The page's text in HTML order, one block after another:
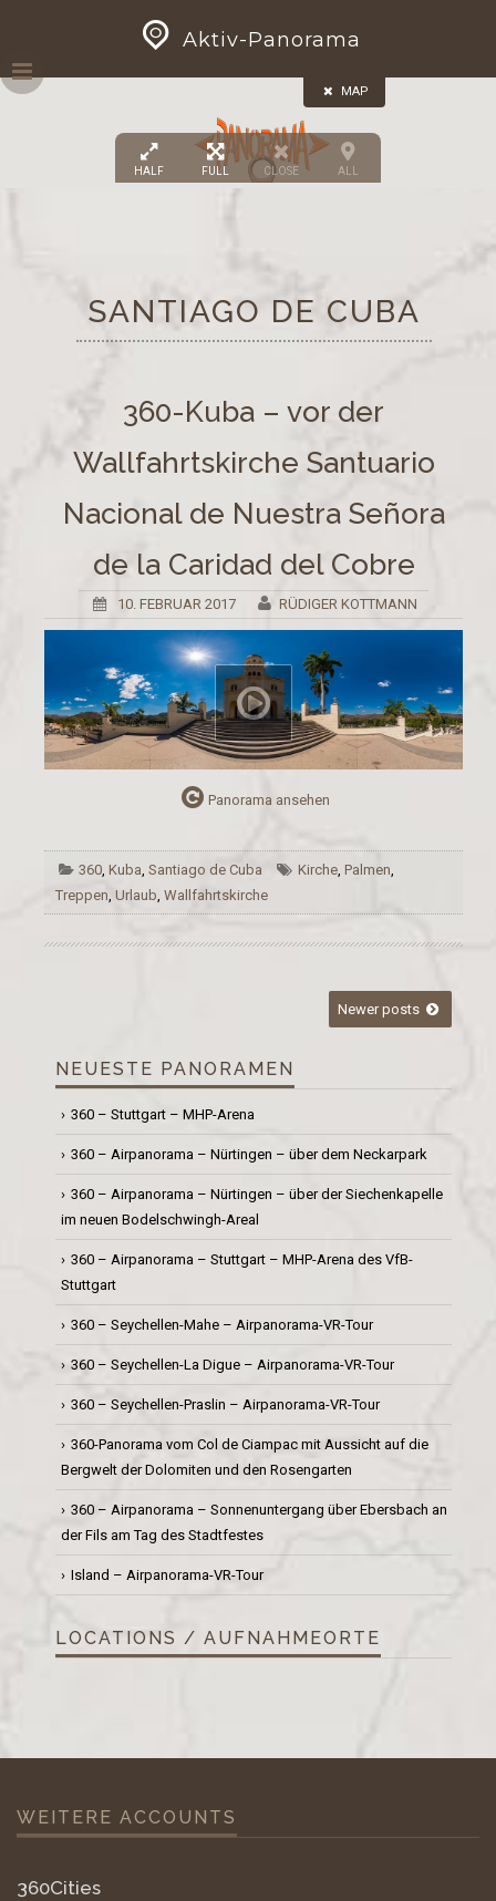
content
Aktiv-Panorama
MAP
HALF FULL CLOSE ALL
SANTIAGO DE CUBA
360-Kuba – vor der
Wallfahrtskirche Santuario
Nacional de Nuestra Señora
de la Caridad del Cobre
10. FEBRUAR 2017 RÜDIGER KOTTMANN
Panorama ansehen
360 ,Kuba ,Santiago de Cuba Kirche, Palmen
Treppen Urlaub Wallfahrtskirche
navigation
Newer posts
NEUESTE PANORAMEN
360 – Stuttgart – MHP-Arena
360 – Airpanorama – Nürtingen – über dem Neckarpark
360 – Airpanorama – Nürtingen – über der Siechenkapelle
im neuen Bodelschwingh-Areal
360 – Airpanorama – Stuttgart – MHP-Arena des VfB-
Stuttgart
360 – Seychellen-Mahe – Airpanorama-VR-Tour
360 – Seychellen-La Digue – Airpanorama-VR-Tour
360 – Seychellen-Praslin – Airpanorama-VR-Tour
360-Panorama vom Col de Ciampac mit Aussicht auf die
Bergwelt der Dolomiten und den Rosengarten
360 – Airpanorama – Sonnenuntergang über Ebersbach an
der Fils am Tag des Stadtfestes
Island – Airpanorama-VR-Tour
LOCATIONS / AUFNAHMEORTE
WEITERE ACCOUNTS
360Cities